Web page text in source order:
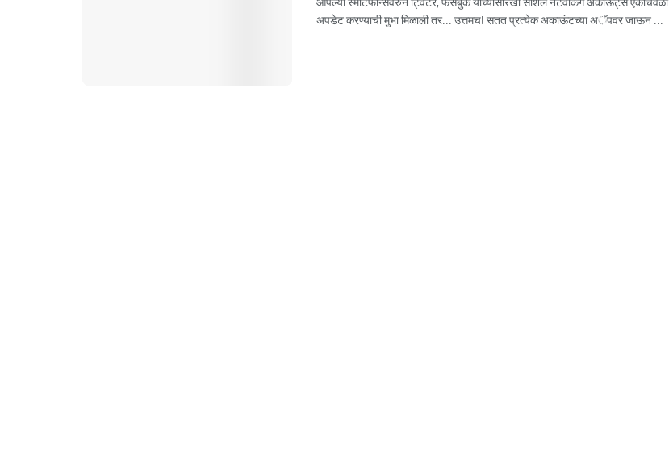
अपडेट करण्याची मुभा मिळाली तर... उत्तमच! सतत प्रत्येक अकाऊंटच्या अॅपवर जाऊन ...